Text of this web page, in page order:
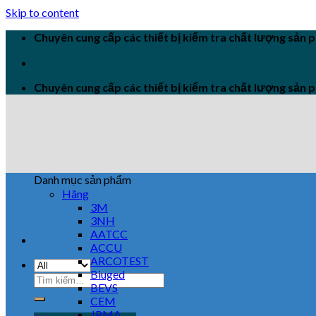
Skip to content
Chuyên cung cấp các thiết bị kiểm tra chất lượng sản
Chuyên cung cấp các thiết bị kiểm tra chất lượng sản
Danh mục sản phẩm
Hãng
3M
3NH
AATCC
ACCU
ARCOTEST
Biuged
BEVS
CEM